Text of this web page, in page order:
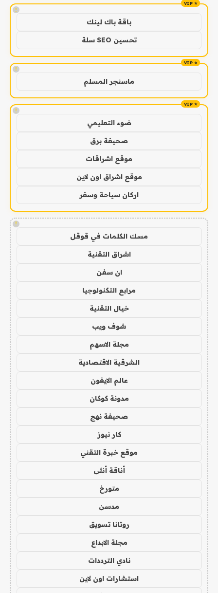
!
باقة باك لينك
تحسين SEO سلة
!
ماسنجر المسلم
!
ضوء التعليمي
صحيفة برق
موقع اشراقات
موقع اشراق اون لاين
اركان سياحة وسفر
!
مسك الكلمات في قوقل
اشراق التقنية
ان سفن
مرابع التكنولوجيا
خيال التقنية
شوف ويب
مجلة الاسهم
الشرقية الاقتصادية
عالم الايفون
مدونة كوكان
صحيفة نهج
كار نيوز
موقع خبرة التقني
أناقة أنثى
متورخ
مدسن
روتانا تسويق
مجلة الابداع
نادي الترددات
استشارات اون لاين